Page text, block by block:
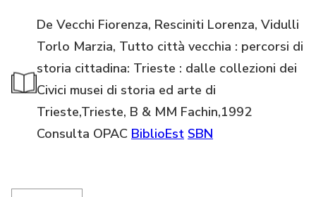
De Vecchi Fiorenza, Resciniti Lorenza, Vidulli
Torlo Marzia, Tutto città vecchia : percorsi di
storia cittadina: Trieste : dalle collezioni dei
Civici musei di storia ed arte di
Trieste,Trieste, B & MM Fachin,1992
Consulta OPAC BiblioEst SBN